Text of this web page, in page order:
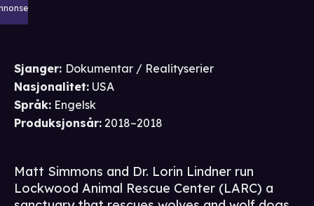
Sjanger: Dokumentar / Realityserier
Nasjonalitet: USA
Språk: Engelsk
Produksjonsår: 2018–2018
Matt Simmons and Dr. Lorin Lindner run
Lockwood Animal Rescue Center (LARC) a